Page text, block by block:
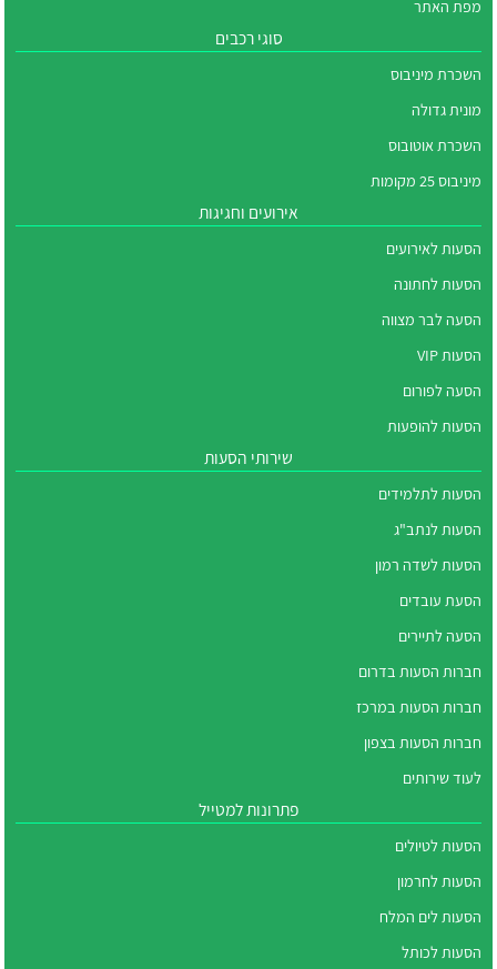
מפת האתר
סוגי רכבים
השכרת מיניבוס
מונית גדולה
השכרת אוטובוס
מיניבוס 25 מקומות
אירועים וחגיגות
הסעות לאירועים
הסעות לחתונה
הסעה לבר מצווה
הסעות VIP
הסעה לפורום
הסעות להופעות
שירותי הסעות
הסעות לתלמידים
הסעות לנתב"ג
הסעות לשדה רמון
הסעת עובדים
הסעה לתיירים
חברות הסעות בדרום
חברות הסעות במרכז
חברות הסעות בצפון
לעוד שירותים
פתרונות למטייל
הסעות לטיולים
הסעות לחרמון
הסעות לים המלח
הסעות לכותל